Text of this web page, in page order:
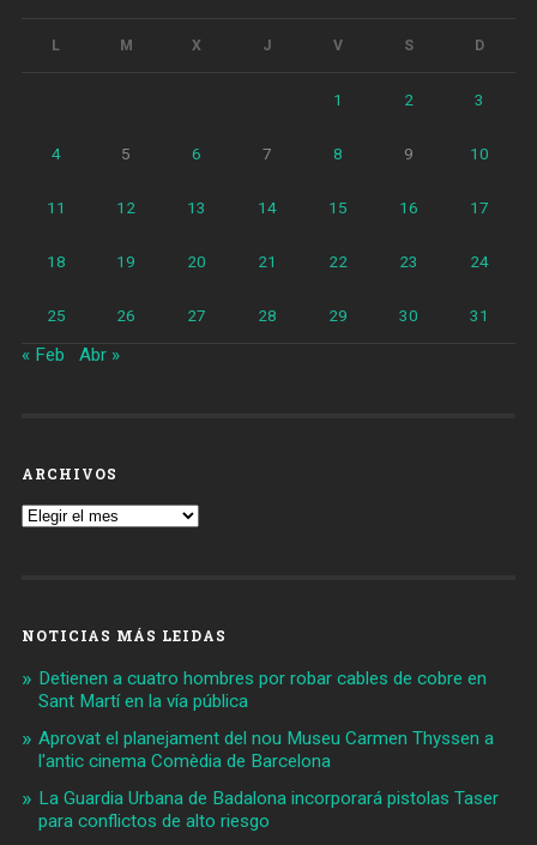
L M X J V S D
1 2 3
4 5 6 7 8 9 10
11 12 13 14 15 16 17
18 19 20 21 22 23 24
25 26 27 28 29 30 31
« Feb Abr »
ARCHIVOS
Archivos
NOTICIAS MÁS LEIDAS
Detienen a cuatro hombres por robar cables de cobre en
Sant Martí en la vía pública
Aprovat el planejament del nou Museu Carmen Thyssen a
l'antic cinema Comèdia de Barcelona
La Guardia Urbana de Badalona incorporará pistolas Taser
para conflictos de alto riesgo